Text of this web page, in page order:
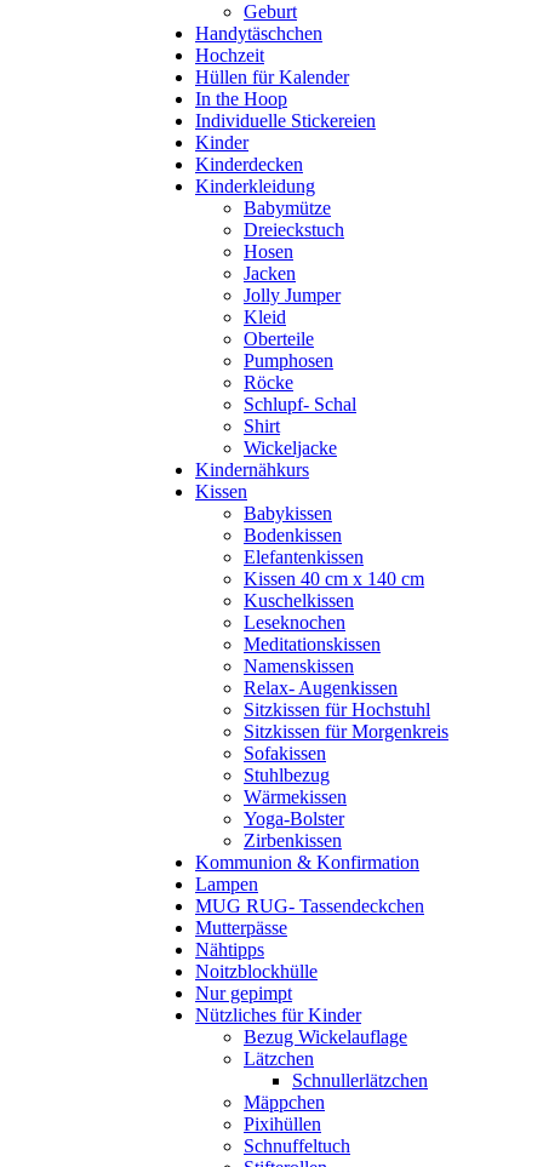
Geburt
Handytäschchen
Hochzeit
Hüllen für Kalender
In the Hoop
Individuelle Stickereien
Kinder
Kinderdecken
Kinderkleidung
Babymütze
Dreieckstuch
Hosen
Jacken
Jolly Jumper
Kleid
Oberteile
Pumphosen
Röcke
Schlupf- Schal
Shirt
Wickeljacke
Kindernähkurs
Kissen
Babykissen
Bodenkissen
Elefantenkissen
Kissen 40 cm x 140 cm
Kuschelkissen
Leseknochen
Meditationskissen
Namenskissen
Relax- Augenkissen
Sitzkissen für Hochstuhl
Sitzkissen für Morgenkreis
Sofakissen
Stuhlbezug
Wärmekissen
Yoga-Bolster
Zirbenkissen
Kommunion & Konfirmation
Lampen
MUG RUG- Tassendeckchen
Mutterpässe
Nähtipps
Noitzblockhülle
Nur gepimpt
Nützliches für Kinder
Bezug Wickelauflage
Lätzchen
Schnullerlätzchen
Mäppchen
Pixihüllen
Schnuffeltuch